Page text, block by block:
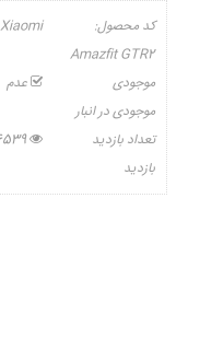
کد محصول:
Xiaomi
Amazfit GTR2
موجودی
عدم
موجودی در انبار
تعداد بازدید
بازدید